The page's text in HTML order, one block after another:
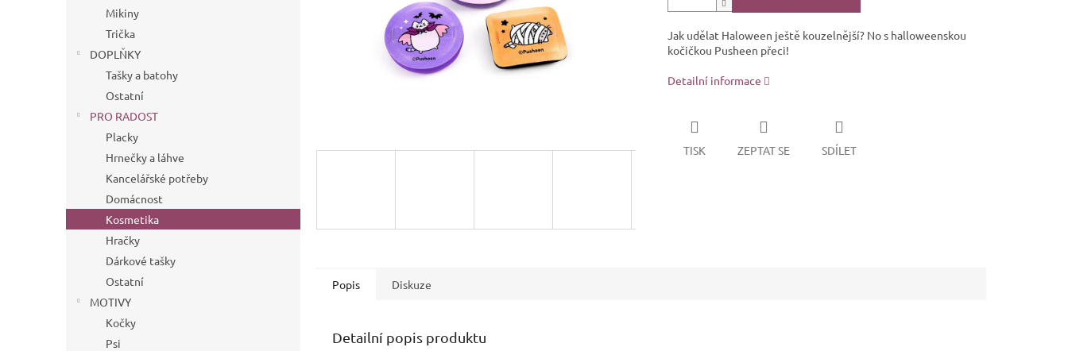
Mikiny
Trička
DOPLŇKY
Tašky a batohy
Ostatní
PRO RADOST
Placky
Hrnečky a láhve
Kancelářské potřeby
Domácnost
Kosmetika
Hračky
Dárkové tašky
Ostatní
MOTIVY
Kočky
Psi
Jak udělat Haloween ještě kouzelnější? No s halloweenskou
kočičkou Pusheen přeci!
Detailní informace
TISK ZEPTAT SE SDÍLET
Popis Diskuze
Detailní popis produktu